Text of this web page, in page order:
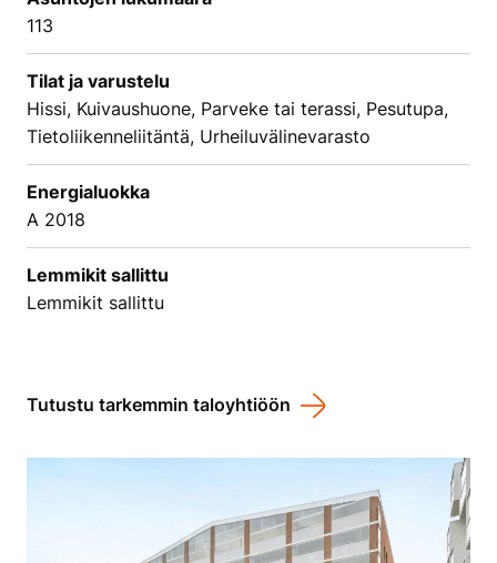
113
Tilat ja varustelu
Hissi, Kuivaushuone, Parveke tai terassi, Pesutupa,
Tietoliikenneliitäntä, Urheiluvälinevarasto
Energialuokka
A 2018
Lemmikit sallittu
Lemmikit sallittu
Tutustu tarkemmin taloyhtiöön